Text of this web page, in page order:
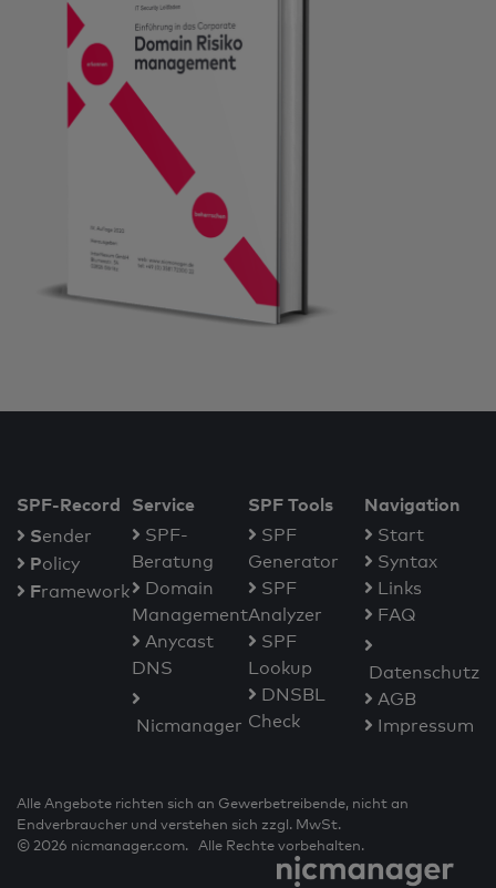
SPF-Record
Sender
Policy
Framework
Service
SPF-
Beratung
Domain
Management
Anycast
DNS
Nicmanager
SPF Tools
SPF
Generator
SPF
Analyzer
SPF
Lookup
DNSBL
Check
Navigation
Start
Syntax
Links
FAQ
Datenschutz
AGB
Impressum
Alle Angebote richten sich an Gewerbetreibende, nicht an
Endverbraucher und verstehen sich zzgl. MwSt.
© 2026 nicmanager.com. Alle Rechte vorbehalten.